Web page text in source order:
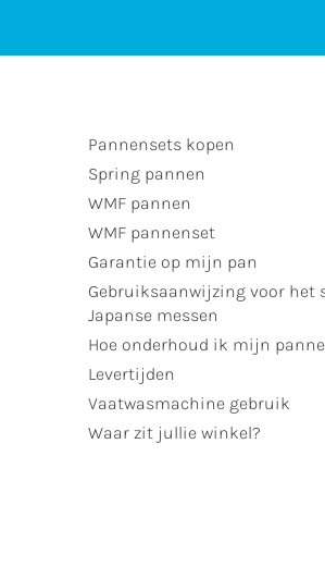
Pannensets kopen
Spring pannen
WMF pannen
WMF pannenset
Garantie op mijn pan
Gebruiksaanwijzing voor het
Japanse messen
Hoe onderhoud ik mijn
Levertijden
Vaatwasmachine gebruik
Waar zit jullie winkel?